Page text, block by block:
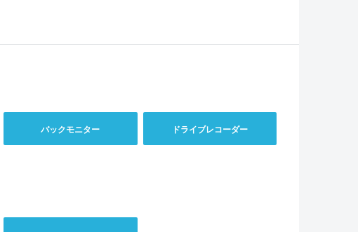
バックモニター ドライブレコーダー